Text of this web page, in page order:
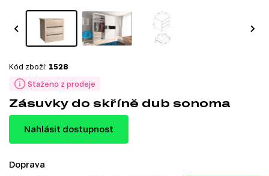
Staženo z prodeje
Kód zboží: 1528
Zásuvky do skříně dub sonoma
Nahlásit dostupnost
Doprava